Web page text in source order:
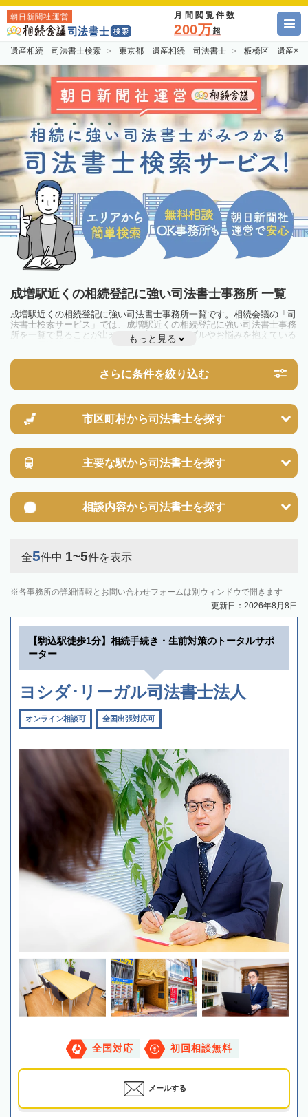
朝日新聞社運営 月間閲覧件数
200万超
遺産相続 司法書士検索 東京都 遺産相続 司法書士 板橋区 遺産相
成増駅近くの相続登記に強い司法書士事務所 一覧
成増駅近くの相続登記に強い司法書士事務所一覧です。相続会議の「司
法書士検索サービス」では、成増駅近くの相続登記に強い司法書士事務
所を一覧で見ることが出来ます。相続のトラブルやお悩みを抱えている
方は一度近隣の司法書士に相談してみましょう。
不動産を相続した場合、相続を知った日から3年以内に登記しないと、
10万円以下の過料が科せられるため、速やかな手続きが必要です。義務
化前の相続も対象となるため注意しましょう。
す。その他の相続手続きも任せることが可能です。
また、義務化に伴い、相続人申告登記制度が創設されました。遺産分割
の話し合いがまとまらず登記できない場合は、この制度の活用を検討し
もっと見る
さらに条件を絞り込む
市区町村から司法書士を探す
主要な駅から司法書士を探す
相談内容から司法書士を探す
全5件中 1~5件を表示
各事務所の詳細情報とお問い合わせフォームは別ウィンドウで開きます
更新日：2026年8月8日
【駒込駅徒歩1分】相続手続き・生前対策のトータルサポ
ーター
ヨシダ･リーガル司法書士法人
オンライン相談可 全国出張対応可
全国対応 初回相談無料
メールする